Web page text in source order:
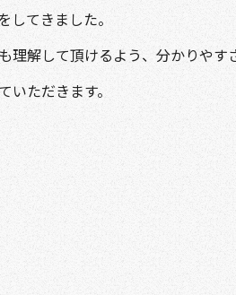
てきました。
理解して頂けるよう、分かりやす
ただきます。